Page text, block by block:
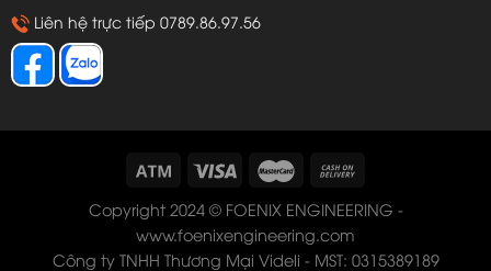
Liên hệ trực tiếp 0789.86.97.56
Copyright 2024 © FOENIX ENGINEERING -
www.foenixengineering.com
Công ty TNHH Thương Mại Videli - MST: 0315389189